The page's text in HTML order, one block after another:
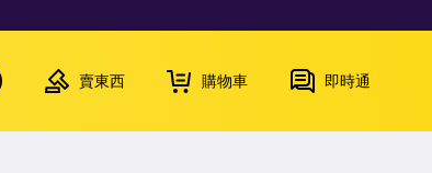
賣東西 購物車 即時通